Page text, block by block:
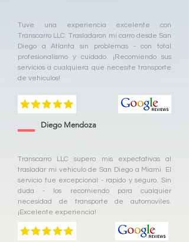
Tuve una experiencia excelente con
Transcarro LLC. Trasladaron mi carro desde San
Diego a Atlanta sin problemas - con total
profesionalismo y cuidado. ¡Recomiendo sus
servicios a cualquiera que necesite transporte
de vehiculos!
Diego Mendoza
Transcarro LLC supero mis expectativas al
trasladar mi vehiculo de San Diego a Miami. El
servicio fue excepcional - rapido y seguro. Sin
duda - los recomiendo para cualquier
necesidad de transporte de automoviles.
¡Excelente experiencia!